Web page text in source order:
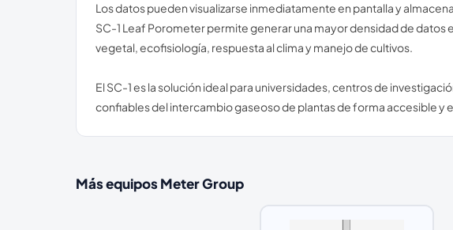
Los datos pueden visualizarse inmediatamente en pantalla y
SC-1 Leaf Porometer permite generar una mayor densidad de
vegetal, ecofisiología, respuesta al clima y manejo de cultivos.
El SC-1 es la solución ideal para universidades, centros de
confiables del intercambio gaseoso de plantas de forma accesible y
Más equiposMeter Group